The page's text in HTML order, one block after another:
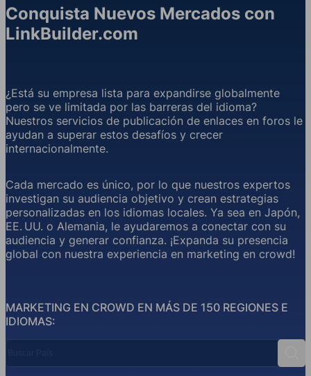
Conquista Nuevos Mercados con
LinkBuilder.com
MARKETING EN CROWD EN MÁS DE 150 REGIONES E
IDIOMAS:
¿Está su empresa lista para expandirse globalmente
pero se ve limitada por las barreras del idioma?
Nuestros servicios de publicación de enlaces en foros le
ayudan a superar estos desafíos y crecer
internacionalmente.
Cada mercado es único, por lo que nuestros expertos
investigan su audiencia objetivo y crean estrategias
personalizadas en los idiomas locales. Ya sea en Japón,
EE. UU. o Alemania, le ayudaremos a conectar con su
audiencia y generar confianza. ¡Expanda su presencia
global con nuestra experiencia en marketing en crowd!